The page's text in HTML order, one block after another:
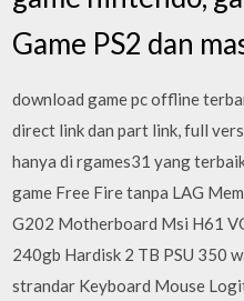
Game PS2 dan
download game pc offline
direct link dan part link, full
hanya di rgames31 yang
game Free Fire tanpa LAG
G202 Motherboard Msi H61
240gb Hardisk 2 TB PSU 350
strandar Keyboard Mouse